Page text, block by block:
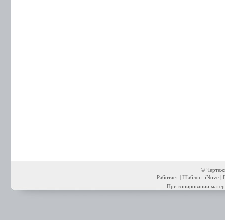
©
Работает | Шаблон: iNove |
При копировании